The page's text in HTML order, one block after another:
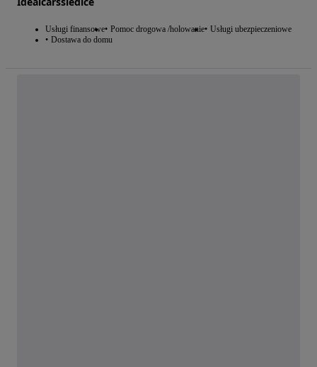
Usługi finansowe Pomoc drogowa /holowanie Usługi ubezpieczeniowe
Dostawa do domu